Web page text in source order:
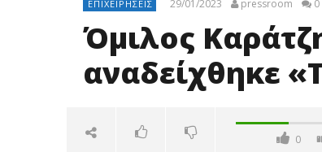
ΕΠΙΧΕΙΡΉΣΕΙΣ 29/01/2023 pressroom 0
Όμιλος
αναδείχθηκε
0